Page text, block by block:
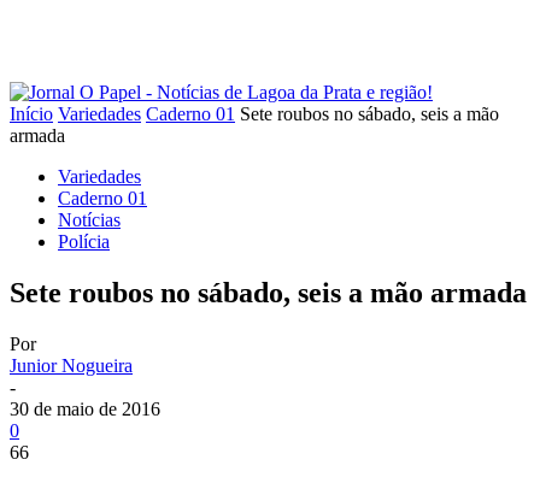
Início Variedades Caderno 01 Sete roubos no sábado, seis a mão
armada
Variedades
Caderno 01
Notícias
Polícia
Sete roubos no sábado, seis a mão armada
Por
Junior Nogueira
-
30 de maio de 2016
0
66